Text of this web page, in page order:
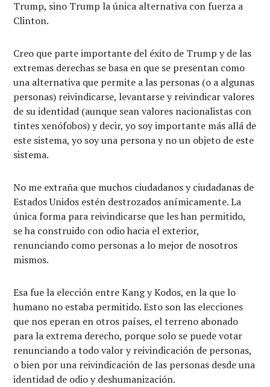
Trump, sino Trump la única alternativa con fuerza a
Clinton.
Creo que parte importante del éxito de Trump y de las
extremas derechas se basa en que se presentan como
una alternativa que permite a las personas (o a algunas
personas) reivindicarse, levantarse y reivindicar valores
de su identidad (aunque sean valores nacionalistas con
tintes xenófobos) y decir, yo soy importante más allá de
este sistema, yo soy una persona y no un objeto de este
sistema.
No me extraña que muchos ciudadanos y ciudadanas de
Estados Unidos estén destrozados anímicamente. La
única forma para reivindicarse que les han permitido,
se ha construido con odio hacia el exterior,
renunciando como personas a lo mejor de nosotros
mismos.
Esa fue la elección entre Kang y Kodos, en la que lo
humano no estaba permitido. Esto son las elecciones
que nos eperan en otros países, el terreno abonado
para la extrema derecho, porque solo se puede votar
renunciando a todo valor y reivindicación de personas,
o bien por una reivindicación de las personas desde una
identidad de odio y deshumanización.